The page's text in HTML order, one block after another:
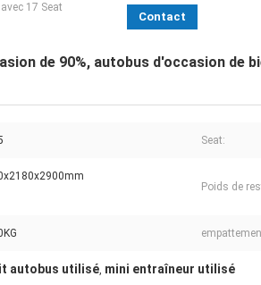
17 Seat
Contact
de 90%, autobus d'occasion de
Seat:
Poids de
autobus utilisé, mini entraîneur utilisé